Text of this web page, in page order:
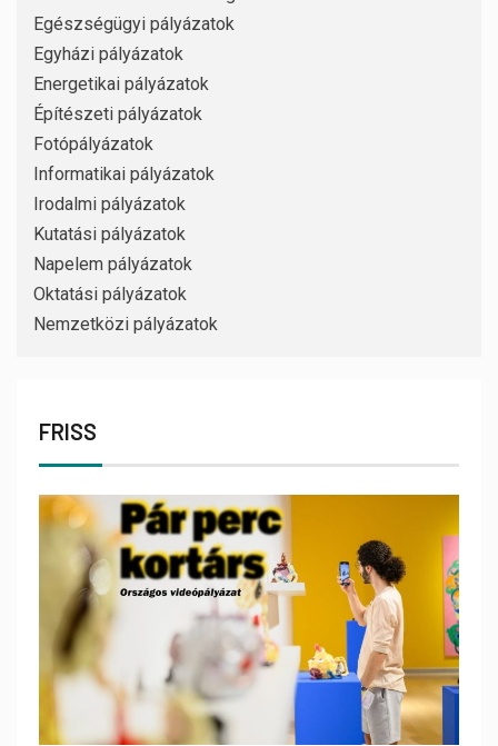
Egészségügyi pályázatok
Egyházi pályázatok
Energetikai pályázatok
Építészeti pályázatok
Fotópályázatok
Informatikai pályázatok
Irodalmi pályázatok
Kutatási pályázatok
Napelem pályázatok
Oktatási pályázatok
Nemzetközi pályázatok
FRISS